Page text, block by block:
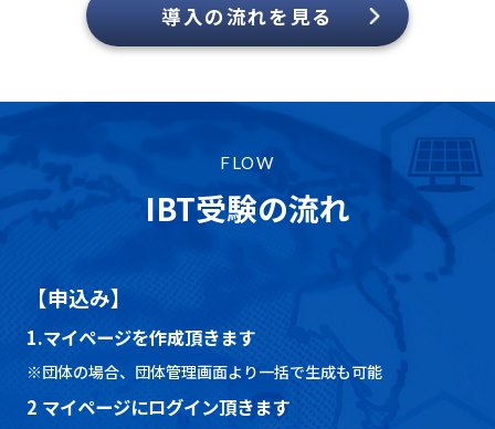
導入の流れを見る
FLOW
IBT受験の流れ
【申込み】
1.マイページを作成頂きます
※団体の場合、団体管理画面より一括で生成も可能
2 マイページにログイン頂きます